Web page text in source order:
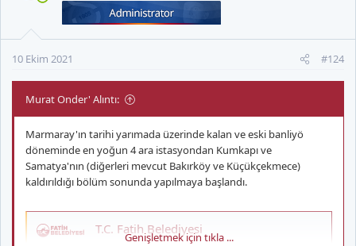
10 Ekim 2021 #124
Murat Onder' Alıntı:
Marmaray'ın tarihi yarımada üzerinde kalan ve eski banliyö
döneminde en yoğun 4 ara istasyondan Kumkapı ve
Samatya'nın (diğerleri mevcut Bakırköy ve Küçükçekmece)
kaldırıldığı bölüm sonunda yapılmaya başlandı.
T.C. Fatih Belediyesi
Genişletmek için tıkla ...